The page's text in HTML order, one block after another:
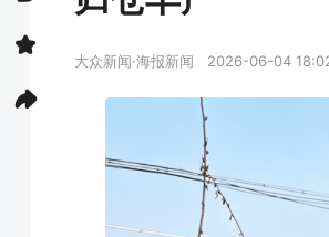
大众新闻·海报新闻 2026-06-04